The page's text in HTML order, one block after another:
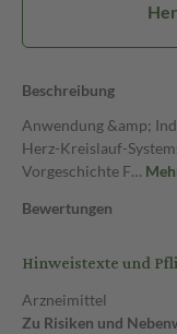
Beschreibung
Anwendung &amp;
Herz-Kreislauf-
Vorgeschichte F…
Bewertungen
Hinweistexte und
Arzneimittel
Zu Risiken und